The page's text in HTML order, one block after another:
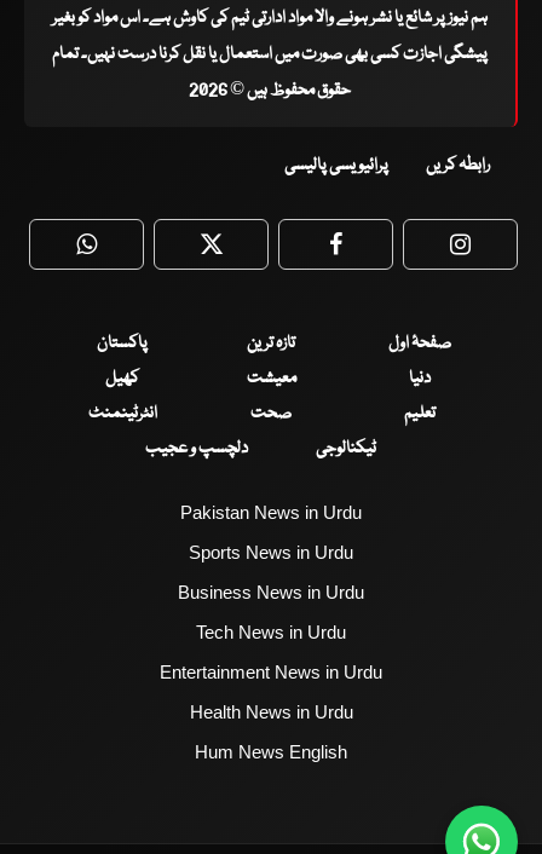
ہم نیوز پر شائع یا نشر ہونے والا مواد ادارتی ٹیم کی کاوش ہے۔ اس مواد کو بغیر
پیشگی اجازت کسی بھی صورت میں استعمال یا نقل کرنا درست نہیں۔ تمام
حقوق محفوظ ہیں © 2026
رابطہ کریں پرائیویسی پالیسی
WhatsApp Twitter Facebook
صفحۂ اول تازہ ترین
پاکستان
دنیا
معیشت
کھیل
تعلیم
صحت
انٹرٹینمنٹ
ٹیکنالوجی
دلچسپ و عجیب
Pakistan News in Urdu
Sports News in Urdu
Business News in Urdu
Tech News in Urdu
Entertainment News in Urdu
Health News in Urdu
Hum News English